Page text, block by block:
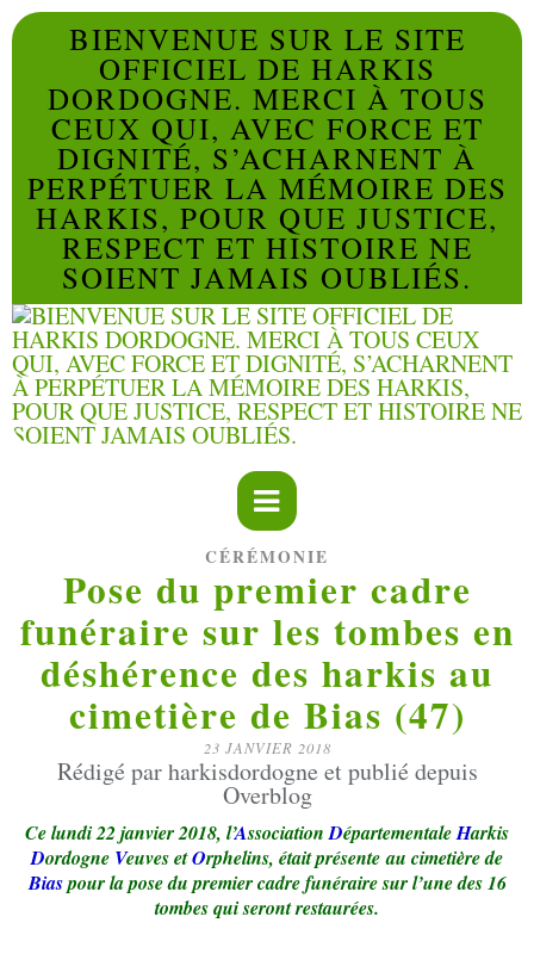
BIENVENUE SUR LE SITE
OFFICIEL DE HARKIS
DORDOGNE. MERCI À TOUS
CEUX QUI, AVEC FORCE ET
DIGNITÉ, S’ACHARNENT À
PERPÉTUER LA MÉMOIRE DES
HARKIS, POUR QUE JUSTICE,
RESPECT ET HISTOIRE NE
SOIENT JAMAIS OUBLIÉS.
CÉRÉMONIE
Pose du premier cadre
funéraire sur les tombes en
déshérence des harkis au
cimetière de Bias (47)
23 JANVIER 2018
Rédigé par harkisdordogne et publié depuis
Overblog
Ce lundi 22 janvier 2018, l’AssociationDépartementaleHarkis
Dordogne Veuves etOrphelins, était présente au cimetière de
Biaspour la pose du premier cadre funéraire sur l’une des 16
tombes qui seront restaurées.